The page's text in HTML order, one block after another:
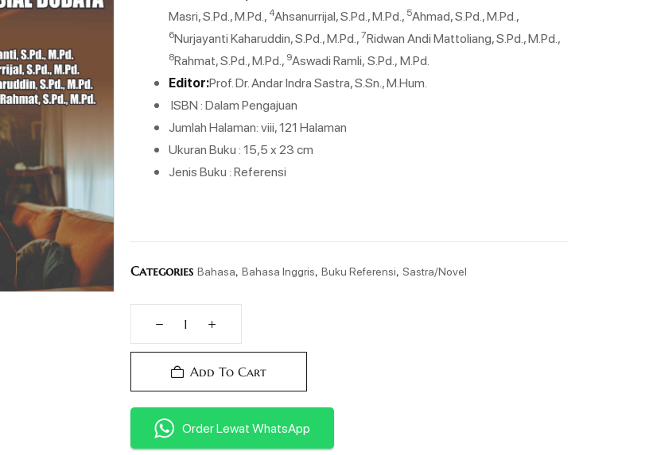
Masri, S.Pd., M.Pd., 4Ahsanurrijal, S.Pd., M.Pd., 5Ahmad, S.Pd., M.Pd.,
6Nurjayanti Kaharuddin, S.Pd., M.Pd.,7Ridwan Andi Mattoliang, S.Pd., M.Pd.,
8Rahmat, S.Pd., M.Pd., 9Aswadi Ramli, S.Pd., M.Pd.
Editor:Prof. Dr. Andar Indra Sastra, S.Sn., M.Hum.
ISBN : Dalam Pengajuan
Jumlah Halaman: viii, 121 Halaman
Ukuran Buku : 15,5 x 23 cm
Jenis Buku : Referensi
Categories Bahasa, Bahasa Inggris, Buku Referensi, Sastra/Novel
Add To Cart
Order Lewat WhatsApp